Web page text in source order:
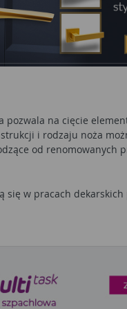
pozwala na cięcie
i rodzaju noża
od renomowanych
w pracach dekarskich
W niektórych